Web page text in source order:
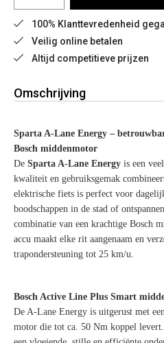
100% Klanttevredenheid
Veilig online betalen
Altijd competitieve prijzen
Omschrijving
Sparta A-Lane Energy –
Bosch middenmotor
De Sparta A-Lane Energy is een
kwaliteit en gebruiksgemak
elektrische fiets is perfect voor
boodschappen in de stad of
combinatie van een krachtige Bosch
accu maakt elke rit aangenaam en
trapondersteuning tot 25 km/u.
Bosch Active Line Plus Smart
De A-Lane Energy is uitgerust met
motor die tot ca. 50 Nm koppel